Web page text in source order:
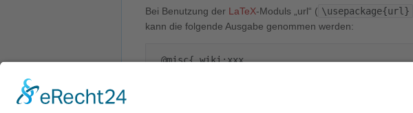
Bei Benutzung der LaTeX-Moduls „url“ ( \usepackage{url}
kann die folgende Ausgabe genommen werden:
@misc{ wiki:xxx,